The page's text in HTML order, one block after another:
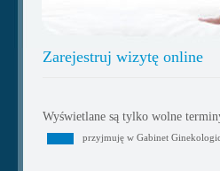
Zarejestruj wizytę online
Wyświetlane są tylko wolne
przyjmuję w Gabinet